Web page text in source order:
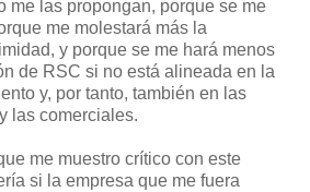
me las propongan, porque se me
me molestará más la
y porque se me hará menos
de RSC si no está alineada en la
y, por tanto, también en las
las comerciales.
me muestro crítico con este
si la empresa que me fuera